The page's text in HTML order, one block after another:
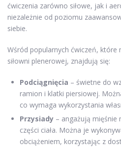
ćwiczenia zarówno siłowe, jak i
niezależnie od poziomu
siebie.
Wśród popularnych ćwiczeń, które
siłowni plenerowej, znajdują się:
Podciągnięcia – świetne do
ramion i klatki piersiowej.
co wymaga wykorzystania
Przysiady – angażują mięśnie
części ciała. Można je
obciążeniem, korzystając z